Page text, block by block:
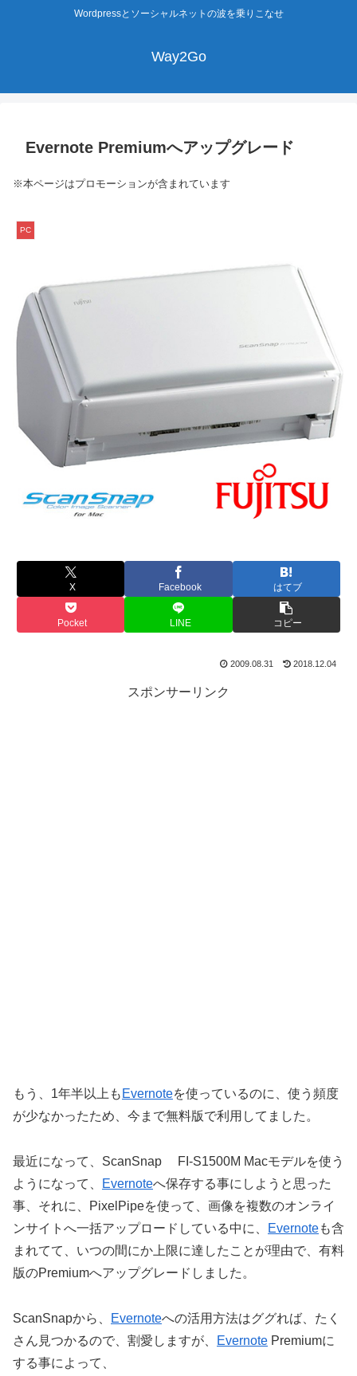
Wordpressとソーシャルネットの波を乗りこなせ
Way2Go
Evernote Premiumへアップグレード
※本ページはプロモーションが含まれています
PC
X Facebook はてブ
Pocket LINE コピー
2009.08.31 2018.12.04
スポンサーリンク
もう、1年半以上も Evernoteを使っているのに、使う頻度
が少なかったため、今まで無料版で利用してました。
最近になって、ScanSnap FI-S1500M Macモデルを使う
ようになって、
Evernoteへ保存する事にしようと思った
事、それに、PixelPipeを使って、画像を複数のオンライ
ンサイトへ一括アップロードしている中に、
Evernoteも含
まれてて、いつの間にか上限に達したことが理由で、有料
版のPremiumへアップグレードしました。
ScanSnapから、 Evernoteへの活用方法はググれば、たく
さん見つかるので、割愛しますが、
Evernote Premiumに
する事によって、